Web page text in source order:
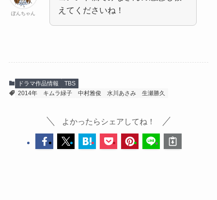
ぽんちゃん
えてくださいね！
ドラマ作品情報
TBS
2014年
キムラ緑子 中村雅俊 水川あさみ 生瀬勝久
よかったらシェアしてね！